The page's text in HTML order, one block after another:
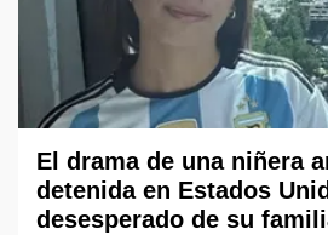
El drama de una niñera
detenida en Estados
desesperado de su